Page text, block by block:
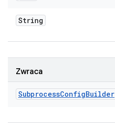
String
Zwraca
SubprocessConfigBuilder